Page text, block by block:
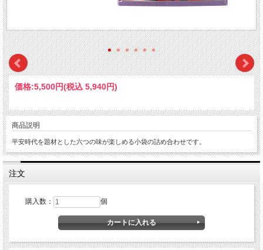
価格:5,500円(税込 5,940円)
商品説明
平安時代を題材とした六つの味が楽しめる小袋の詰め合わせです。
注文
購入数： 個